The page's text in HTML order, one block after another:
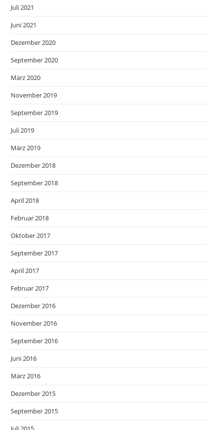
Juli 2021
Juni 2021
Dezember 2020
September 2020
März 2020
November 2019
September 2019
Juli 2019
März 2019
Dezember 2018
September 2018
April 2018
Februar 2018
Oktober 2017
September 2017
April 2017
Februar 2017
Dezember 2016
November 2016
September 2016
Juni 2016
März 2016
Dezember 2015
September 2015